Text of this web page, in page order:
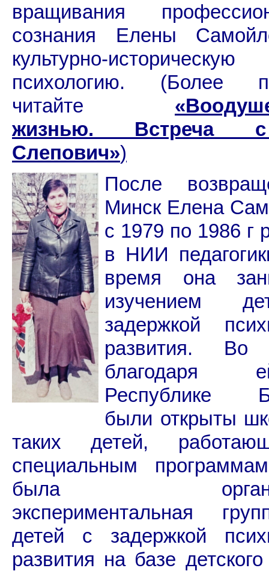
вращивания
сознания Елены
культурно-историческую
психологию. (Более
читайте «
жизнью. Встреча
Слепович»)
После
Минск Елена
с 1979 по 1986 г
в НИИ
время она
изучением
задержкой
развития. Во
Республике
были открыты
таких детей,
специальным
была
экспериментальная
детей с задержкой
развития на базе